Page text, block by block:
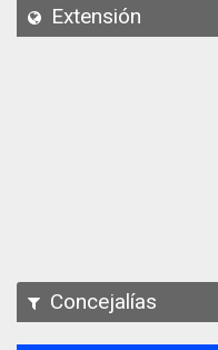
API
Extensión
Concejalías